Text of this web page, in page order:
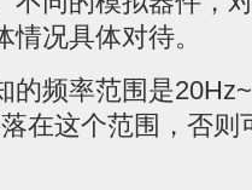
况具体对待。
的频率范围是
在这个范围，否则